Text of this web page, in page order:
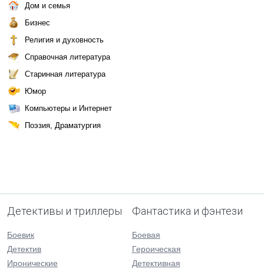
Дом и семья
Бизнес
Религия и духовность
Справочная литература
Старинная литература
Юмор
Компьютеры и Интернет
Поэзия, Драматургия
Детективы и триллеры
Боевик
Детектив
Иронические
Фантастика и фэнтези
Боевая
Героическая
Детективная